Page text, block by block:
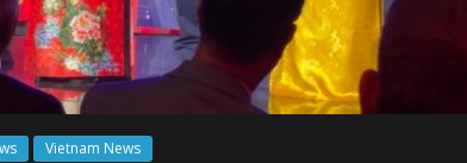
Vietnam News